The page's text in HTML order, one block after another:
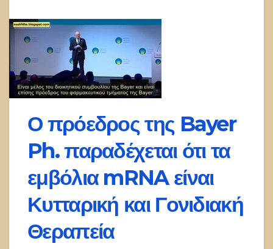
Ο πρόεδρος της Bayer
Ph. παραδέχεται ότι τα
εμβόλια mRNA είναι
Κυτταρική και Γονιδιακή
Θεραπεία